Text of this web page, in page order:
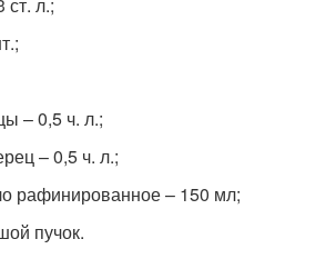
– 0,5 ч. л.;
– 0,5 ч. л.;
рафинированное – 150 мл;
пучок.